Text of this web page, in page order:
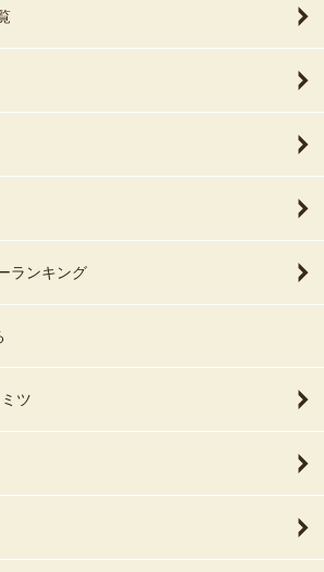
ランキング
ツ